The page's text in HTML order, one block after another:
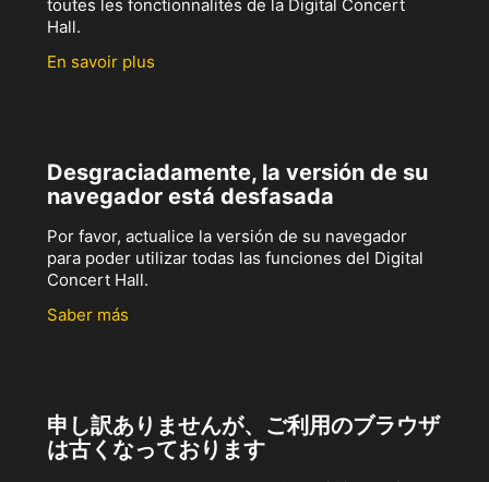
toutes les fonctionnalités de la Digital Concert
Hall.
En savoir plus
Desgraciadamente, la versión de su
navegador está desfasada
Por favor, actualice la versión de su navegador
para poder utilizar todas las funciones del Digital
Concert Hall.
Saber más
申し訳ありませんが、ご利用のブラウザ
は古くなっております